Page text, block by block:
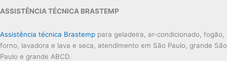
ASSISTÊNCIA TÉCNICA BRASTEMP
Assistência técnica Brastemp para geladeira, ar-condicionado, fogão,
forno, lavadora e lava e seca, atendimento em São Paulo, grande São
Paulo e grande ABCD.